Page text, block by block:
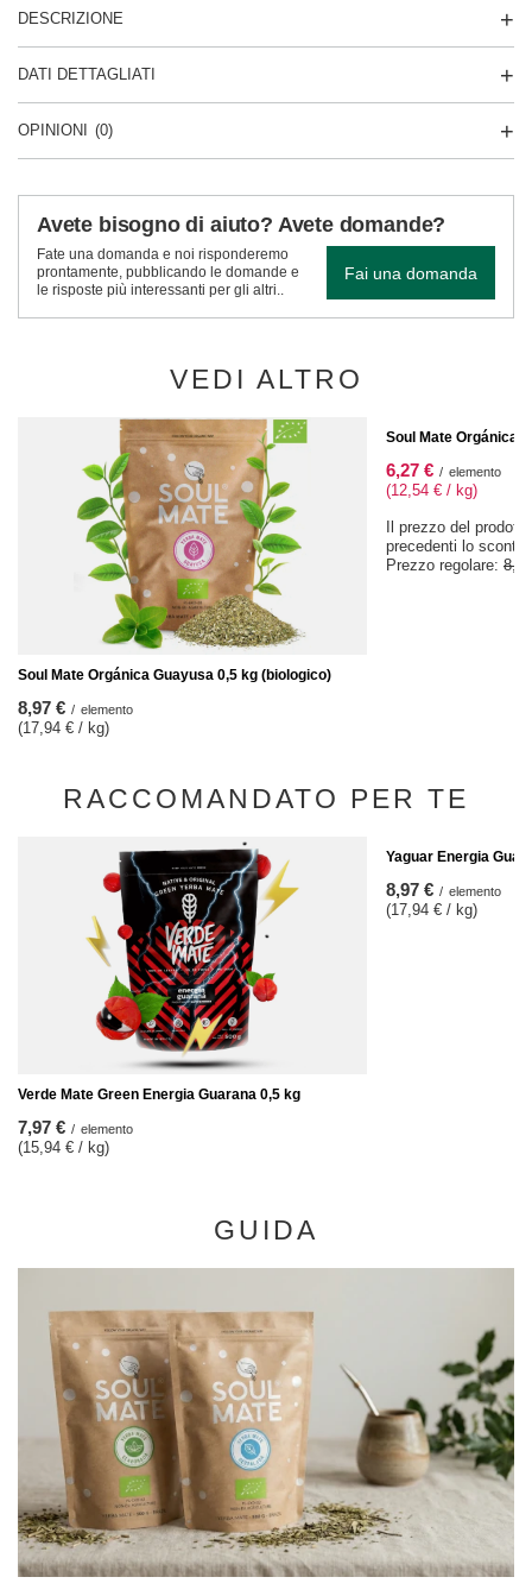
DESCRIZIONE
DATI DETTAGLIATI
OPINIONI (0)
Avete bisogno di aiuto? Avete domande?
Fate una domanda e noi risponderemo
prontamente, pubblicando le domande e
le risposte più interessanti per gli altri..
Fai una domanda
VEDI ALTRO
Soul Mate Orgánica Guayusa 0,5 kg (biologico)
8,97 € / elemento
(17,94 € / kg)
Soul Mate Orgánica
6,27 € / elemento
(12,54 € / kg)
Il prezzo del
precedenti lo
Prezzo regolare:
RACCOMANDATO PER TE
Verde Mate Green Energia Guarana 0,5 kg
7,97 € / elemento
(15,94 € / kg)
Yaguar Energia
8,97 € / elemento
(17,94 € / kg)
GUIDA